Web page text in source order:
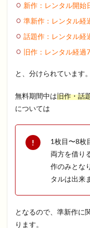
新作：レンタル開始
準新作：レンタル経
話題作：レンタル経
旧作：レンタル経過
と、分けられています。
無料期間中は旧作・話
については
1枚目〜8枚
両方を借り
作のみとな
タルは出来
となるので、準新作に
ります。